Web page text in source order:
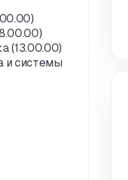
(13.00.00)
и системы